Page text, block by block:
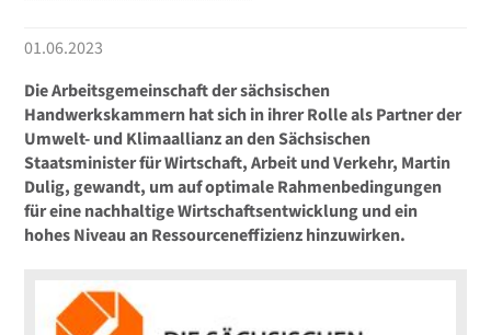
01.06.2023
Die Arbeitsgemeinschaft der sächsischen
Handwerkskammern hat sich in ihrer Rolle als Partner der
Umwelt- und Klimaallianz an den Sächsischen
Staatsminister für Wirtschaft, Arbeit und Verkehr, Martin
Dulig, gewandt, um auf optimale Rahmenbedingungen
für eine nachhaltige Wirtschaftsentwicklung und ein
hohes Niveau an Ressourceneffizienz hinzuwirken.